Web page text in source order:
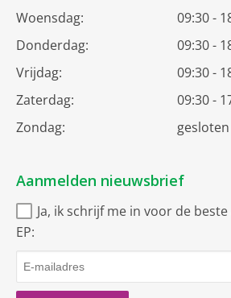
Woensdag:
09:30 -
Donderdag:
09:30 -
Vrijdag:
09:30 -
Zaterdag:
09:30 -
Zondag:
gesloten
Aanmelden nieuwsbrief
Ja, ik schrijf me in voor de
EP: